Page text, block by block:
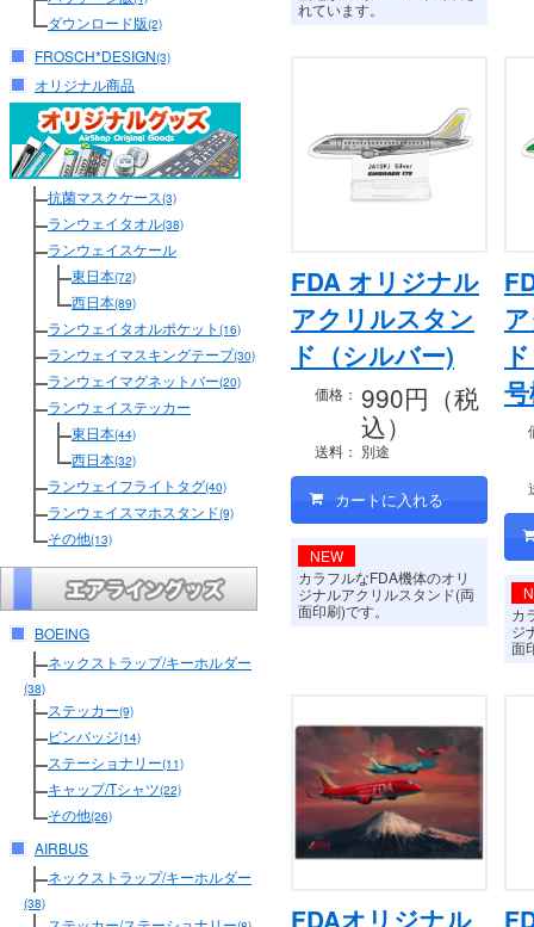
ダウンロード版(2)
FROSCH*DESIGN(3)
オリジナル商品
抗菌マスクケース(3)
ランウェイタオル(38)
ランウェイスケール
東日本(72)
西日本(89)
ランウェイタオルポケット (16)
ランウェイマスキングテープ(30)
ランウェイマグネットバー(20)
ランウェイステッカー
東日本(44)
西日本(32)
ランウェイフライトタグ(40)
ランウェイスマホスタンド(9)
その他(13)
BOEING
ネックストラップ/キーホルダー
(38)
ステッカー(9)
ピンバッジ(14)
ステーショナリー(11)
キャップ/Tシャツ(22)
その他(26)
AIRBUS
ネックストラップ/キーホルダー
(38)
れています。
FDA オリジナル
アクリルスタン
ド（シルバー)
価格： 990円（税
込）
送料： 別途
NEW
カラフルなFDA機体のオリ
ジナルアクリルスタンド(両
面印刷)です。
カ
ジ
面
FDAオリジナル